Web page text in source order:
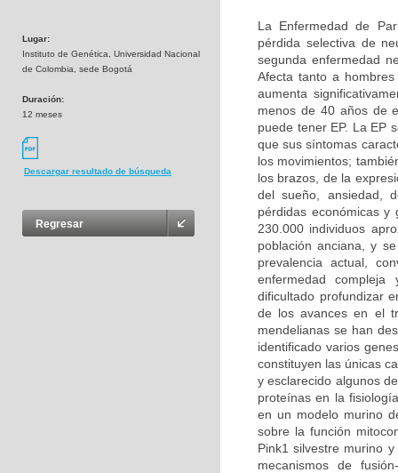
Lugar:
Instituto de Genética, Universidad Nacional
de Colombia, sede Bogotá
Duración:
12 meses
Descargar resultado de búsqueda
Regresar
La Enfermedad de
pérdida selectiva de
segunda enfermedad
Afecta tanto a
aumenta
menos de 40 años de
puede tener EP. La EP
que sus síntomas
los movimientos;
los brazos, de la
del sueño, ansiedad,
pérdidas económicas y
230.000 individuos
población anciana, y
prevalencia actual,
enfermedad
dificultado profundizar
de los avances en el
mendelianas se han
identificado varios
constituyen las únicas
y esclarecido algunos
proteínas en la
en un modelo murino
sobre la función
Pink1 silvestre murino
mecanismos de